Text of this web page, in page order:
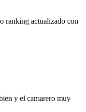
ranking actualizado con
y el camarero muy